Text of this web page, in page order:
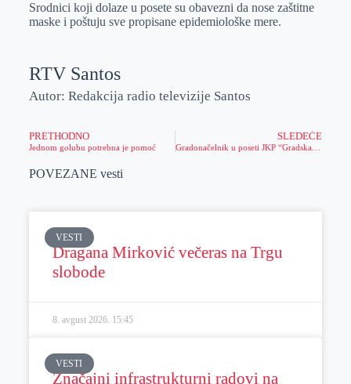
Srodnici koji dolaze u posete su obavezni da nose zaštitne
maske i poštuju sve propisane epidemiološke mere.
RTV Santos
Autor: Redakcija radio televizije Santos
PRETHODNO
Jednom golubu potrebna je pomoć
SLEDEĆE
POVEZANE vesti
VESTI
Dragana Mirković večeras na Trgu
slobode
8. avgust 2026. 15:45
VESTI
Značajni infrastrukturni radovi na